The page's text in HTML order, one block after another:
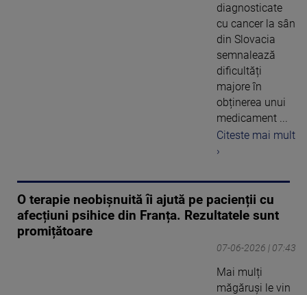
diagnosticate
cu cancer la sân
din Slovacia
semnalează
dificultăți
majore în
obținerea unui
medicament ...
Citeste mai mult
›
O terapie neobișnuită îi ajută pe pacienții cu
afecțiuni psihice din Franța. Rezultatele sunt
promițătoare
07-06-2026 | 07:43
Mai mulți
măgăruși le vin